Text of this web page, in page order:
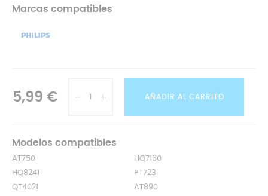
Marcas compatibles
5,99 € AÑADIR AL CARRITO
Modelos compatibles
AT750
HQ7160
HQ8241
PT723
QT4021
AT890